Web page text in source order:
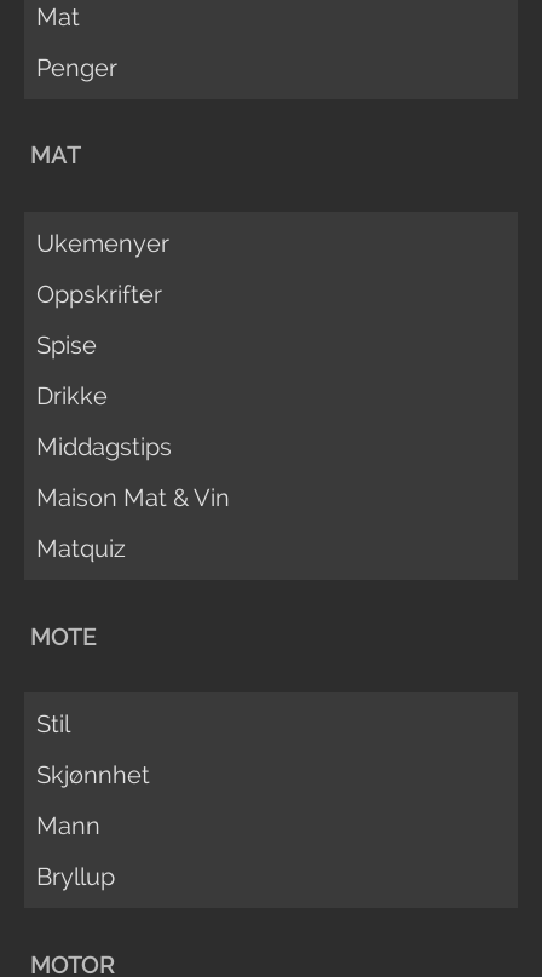
Mat
Penger
MAT
Ukemenyer
Oppskrifter
Spise
Drikke
Middagstips
Maison Mat & Vin
Matquiz
MOTE
Stil
Skjønnhet
Mann
Bryllup
MOTOR